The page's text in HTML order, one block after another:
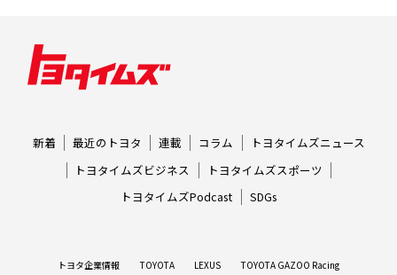
新着 最近のトヨタ 連載 コラム
トヨタイムズニュース
トヨタイムズビジネス
トヨタイムズスポーツ
トヨタイムズPodcast
SDGs
トヨタ企業情報 TOYOTA LEXUS TOYOTA GAZOO Racing